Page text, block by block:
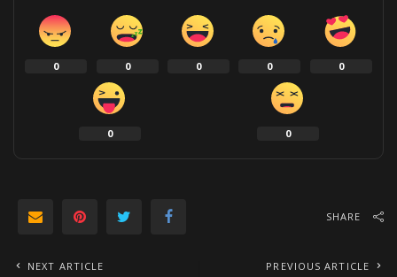
0
0
0
0
0
0
0
SHARE
PREVIOUS ARTICLE
NEXT ARTICLE